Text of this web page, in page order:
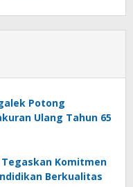
Potong
Ulang Tahun 65
Komitmen
Berkualitas